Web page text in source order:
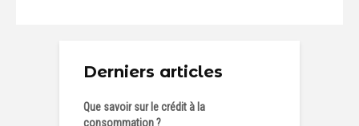
Derniers articles
Que savoir sur le crédit à la
consommation ?